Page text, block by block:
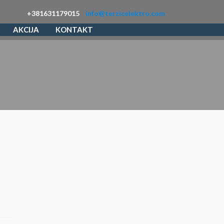
+381631179015 info@terzicelektro.com
AKCIJA KONTAKT